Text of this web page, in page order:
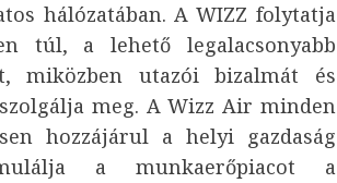
hálózatában. A WIZZ folytatja
túl, a lehető legalacsonyabb
miközben utazói bizalmát és
meg. A Wizz Air minden
hozzájárul a helyi gazdaság
a munkaerőpiacot a